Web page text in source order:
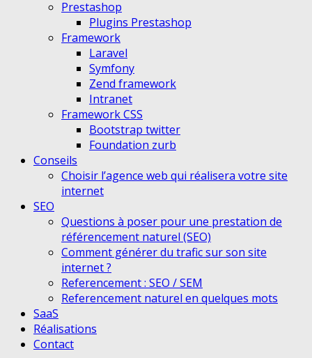
Prestashop
Plugins Prestashop
Framework
Laravel
Symfony
Zend framework
Intranet
Framework CSS
Bootstrap twitter
Foundation zurb
Conseils
Choisir l’agence web qui réalisera votre site
internet
SEO
Questions à poser pour une prestation de
référencement naturel (SEO)
Comment générer du trafic sur son site
internet ?
Referencement : SEO / SEM
Referencement naturel en quelques mots
SaaS
Réalisations
Contact